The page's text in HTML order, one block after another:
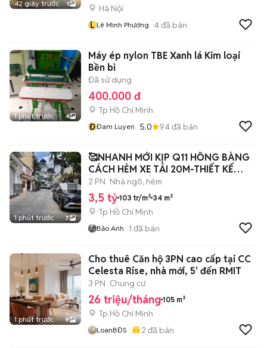
42 giây trước 1
Hà Nội
L Lê Minh Phương 4đã bán
1 phút trước 4
Máy ép nylon TBE Xanh lá Kim loại
Bền bỉ
Đã sử dụng
400.000 đ
Tp Hồ Chí Minh
ĐĐam Luyen 5.0 94đã bán
1 phút trước 7
🥰NHANH MỚI KỊP Q11 HỒNG BÀNG
CÁCH HẺM XE TẢI 20M-THIẾT KẾ
ĐEP-HƠN 3 TỶ
2 PN Nhà ngõ, hẻm
3,5 tỷ 103 tr/m² 34 m²
Tp Hồ Chí Minh
Bảo Anh 1 đã bán
1 phút trước 9
Cho thuê Căn hộ 3PN cao cấp tại CC
Celesta Rise, nhà mới, 5' đến RMIT
3 PN Chung cư
26 triệu/tháng 105 m²
Tp Hồ Chí Minh
LoanBĐS 2 đã bán